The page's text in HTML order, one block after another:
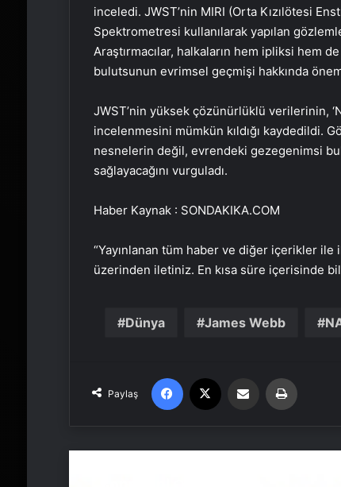
inceledi. JWST’nin MIRI (Orta Kızılötesi
Spektrometresi kullanılarak yapılan
Araştırmacılar, halkaların hem ipliksi hem de
bulutsunun evrimsel geçmişi hakkında
JWST’nin yüksek çözünürlüklü verilerinin,
incelenmesini mümkün kıldığı kaydedildi.
nesnelerin değil, evrendeki gezegenimsi
sağlayacağını vurguladı.
Haber Kaynak : SONDAKIKA.COM
“Yayınlanan tüm haber ve diğer içerikler
üzerinden iletiniz. En kısa süre içerisinde
Dünya James Webb
Paylaş
Facebook Email'den paylaş